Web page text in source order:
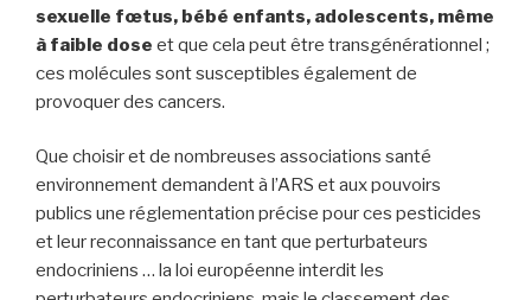
sexuelle fœtus, bébé enfants, adolescents, même
à faible dose et que cela peut être transgénérationnel ;
ces molécules sont susceptibles également de
provoquer des cancers.
Que choisir et de nombreuses associations santé
environnement demandent à l’ARS et aux pouvoirs
publics une réglementation précise pour ces pesticides
et leur reconnaissance en tant que perturbateurs
endocriniens … la loi européenne interdit les